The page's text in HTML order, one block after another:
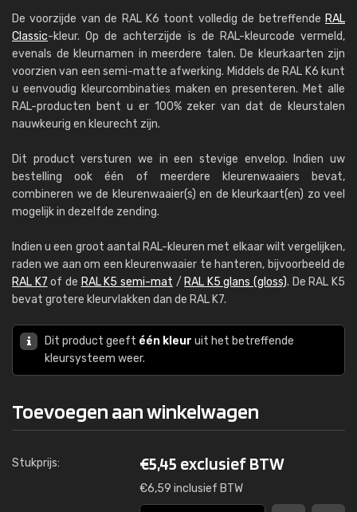
De voorzijde van de RAL K6 toont volledig de betreffende RAL
Classic-kleur. Op de achterzijde is de RAL-kleurcode vermeld,
evenals de kleurnamen in meerdere talen. De kleurkaarten zijn
voorzien van een semi-matte afwerking. Middels de RAL K6 kunt
u eenvoudig kleurcombinaties maken en presenteren. Met alle
RAL-producten bent u er 100% zeker van dat de kleurstalen
nauwkeurig en kleurecht zijn.
Dit product versturen we in een stevige envelop. Indien uw
bestelling ook één of meerdere kleurenwaaiers bevat,
combineren we de kleurenwaaier(s) en de kleurkaart(en) zo veel
mogelijk in dezelfde zending.
Indien u een groot aantal RAL-kleuren met elkaar wilt vergelijken,
raden we aan om een kleurenwaaier te hanteren, bijvoorbeeld de
RAL K7 of de RAL K5 semi-mat / RAL K5 glans (gloss). De RAL K5
bevat grotere kleurvlakken dan de RAL K7.
Dit product geeft één kleur uit het betreffende
kleursysteem weer.
Toevoegen aan winkelwagen
Stukprijs: €5,45 exclusief BTW
€6,59 inclusief BTW